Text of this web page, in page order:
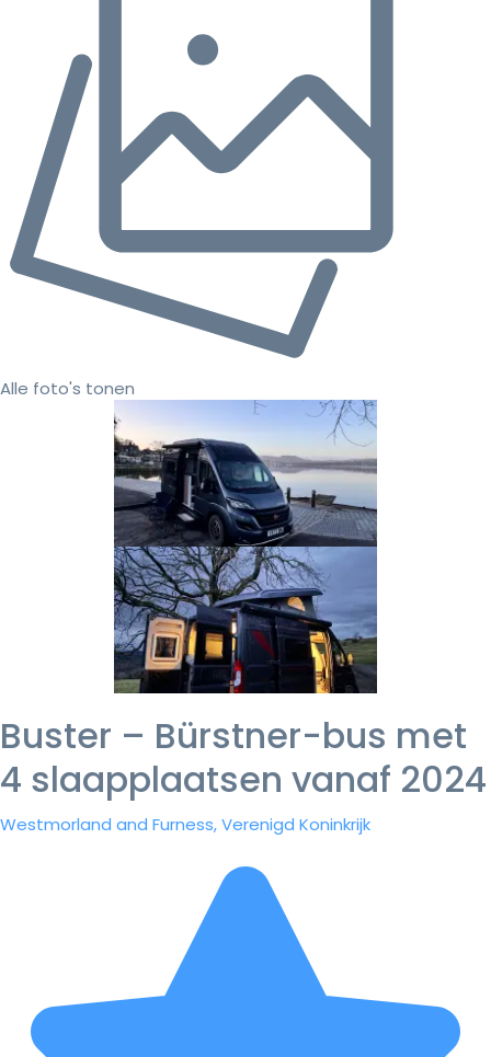
Alle foto's tonen
Buster – Bürstner-bus met
4 slaapplaatsen vanaf 2024
Westmorland and Furness, Verenigd Koninkrijk